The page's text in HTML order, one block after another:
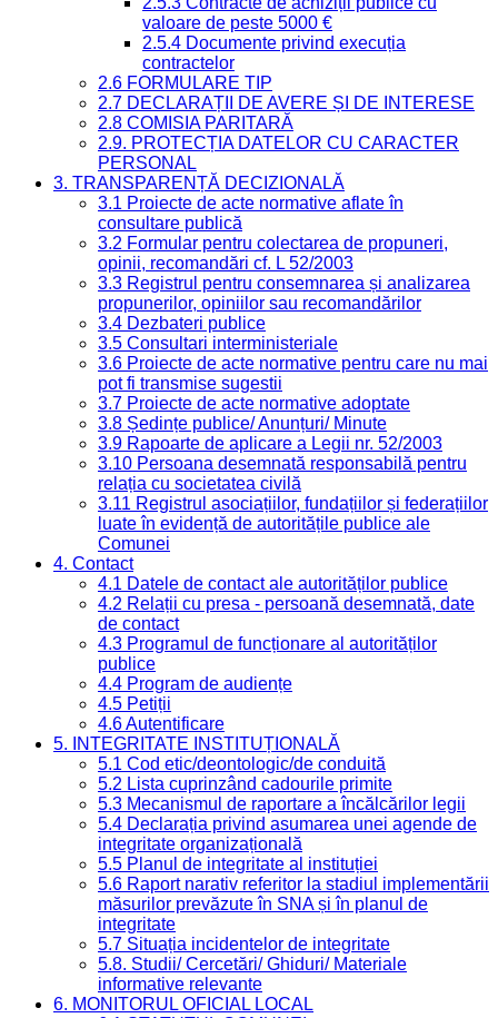
valoare de peste 5000 €
2.5.4 Documente privind execuția
contractelor
2.6 FORMULARE TIP
2.7 DECLARAȚII DE AVERE ȘI DE INTERESE
2.8 COMISIA PARITARĂ
2.9. PROTECȚIA DATELOR CU CARACTER
PERSONAL
3. TRANSPARENȚĂ DECIZIONALĂ
3.1 Proiecte de acte normative aflate în
consultare publică
3.2 Formular pentru colectarea de propuneri,
opinii, recomandări cf. L 52/2003
3.3 Registrul pentru consemnarea și analizarea
propunerilor, opiniilor sau recomandărilor
3.4 Dezbateri publice
3.5 Consultari interministeriale
3.6 Proiecte de acte normative pentru care nu mai
pot fi transmise sugestii
3.7 Proiecte de acte normative adoptate
3.8 Ședințe publice/ Anunțuri/ Minute
3.9 Rapoarte de aplicare a Legii nr. 52/2003
3.10 Persoana desemnată responsabilă pentru
relația cu societatea civilă
3.11 Registrul asociațiilor, fundațiilor și federațiilor
luate în evidență de autoritățile publice ale
Comunei
4. Contact
4.1 Datele de contact ale autorităților publice
4.2 Relații cu presa - persoană desemnată, date
de contact
4.3 Programul de funcționare al autorităților
publice
4.4 Program de audiențe
4.5 Petiții
4.6 Autentificare
5. INTEGRITATE INSTITUȚIONALĂ
5.1 Cod etic/deontologic/de conduită
5.2 Lista cuprinzând cadourile primite
5.3 Mecanismul de raportare a încălcărilor legii
5.4 Declarația privind asumarea unei agende de
integritate organizațională
5.5 Planul de integritate al instituției
5.6 Raport narativ referitor la stadiul implementării
măsurilor prevăzute în SNA și în planul de
integritate
5.7 Situația incidentelor de integritate
5.8. Studii/ Cercetări/ Ghiduri/ Materiale
informative relevante
6. MONITORUL OFICIAL LOCAL